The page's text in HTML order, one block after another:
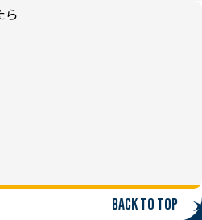
ら
Back to top